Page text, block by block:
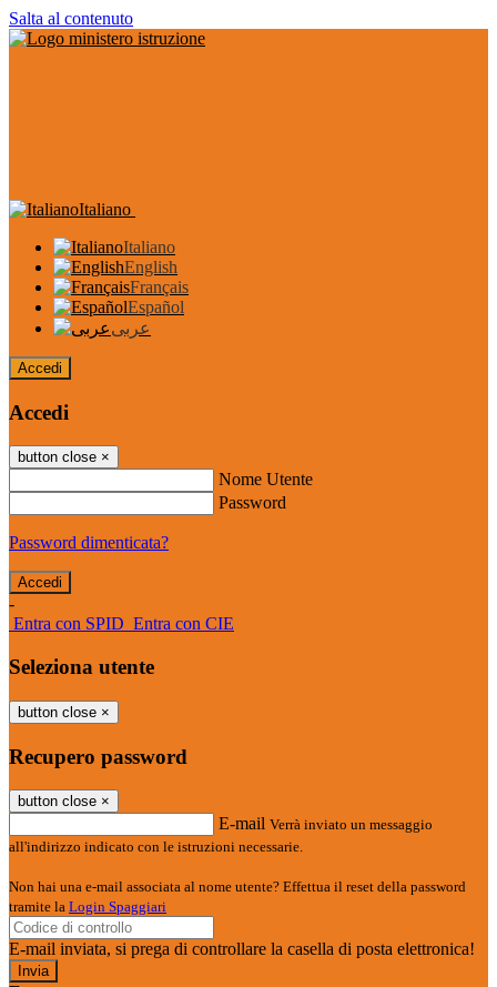
Salta al contenuto
Italiano
Italiano
English
Français
Español
عربى
Accedi
Accedi
button close ×
Nome Utente
Password
Password dimenticata?
-
Entra con SPID Entra con CIE
Seleziona utente
button close ×
Recupero password
button close ×
E-mail Verrà inviato un messaggio
all'indirizzo indicato con le istruzioni necessarie.
Non hai una e-mail associata al nome utente? Effettua il reset della password
tramite la Login Spaggiari
E-mail inviata, si prega di controllare la casella di posta elettronica!